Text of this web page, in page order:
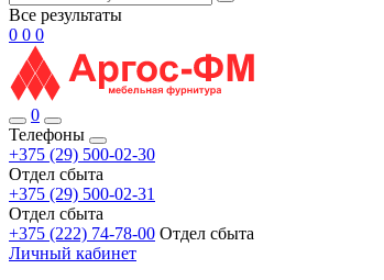
Все результаты
0 0 0
0
Телефоны
+375 (29) 500-02-30
Отдел сбыта
+375 (29) 500-02-31
Отдел сбыта
+375 (222) 74-78-00 Отдел сбыта
Личный кабинет